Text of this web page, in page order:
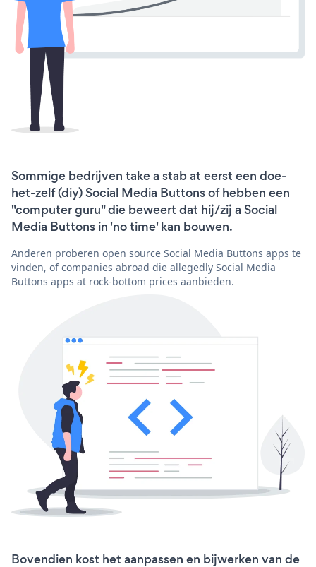
Sommige bedrijven take a stab at eerst een doe-
het-zelf (diy) Social Media Buttons of hebben een
"computer guru" die beweert dat hij/zij a Social
Media Buttons in 'no time' kan bouwen.
Anderen proberen open source Social Media Buttons apps te
vinden, of companies abroad die allegedly Social Media
Buttons apps at rock-bottom prices aanbieden.
Bovendien kost het aanpassen en bijwerken van de